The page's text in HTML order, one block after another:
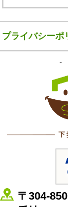
プライバシーポ
〒304-